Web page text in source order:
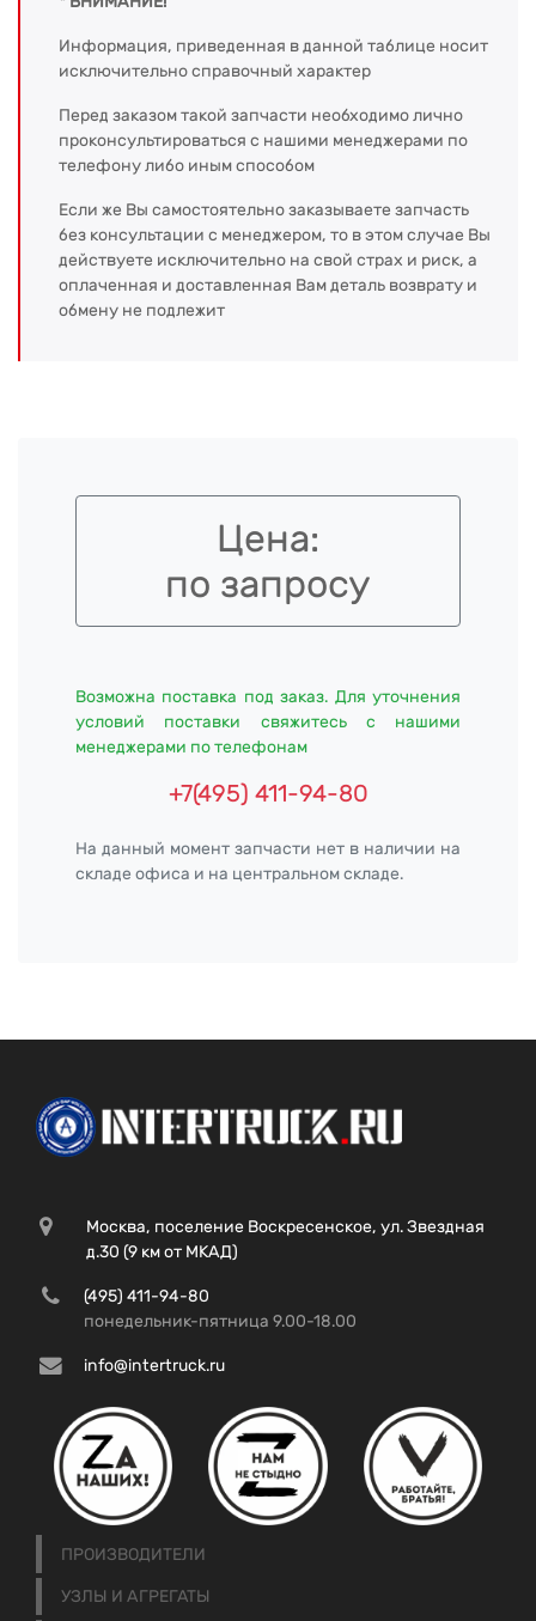
Информация, приведенная в данной таблице носит
исключительно справочный характер
Перед заказом такой запчасти необходимо лично
проконсультироваться с нашими менеджерами по
телефону либо иным способом
Если же Вы самостоятельно заказываете запчасть
без консультации с менеджером, то в этом случае Вы
действуете исключительно на свой страх и риск, а
оплаченная и доставленная Вам деталь возврату и
обмену не подлежит
Цена:
по запросу
Возможна поставка под заказ. Для уточнения
условий поставки свяжитесь с нашими
менеджерами по телефонам
+7(495) 411-94-80
На данный момент запчасти нет в наличии на
складе офиса и на центральном складе.
Москва, поселение Воскресенское, ул. Звездная
д.30 (9 км от МКАД)
(495) 411-94-80
понедельник-пятница 9.00-18.00
info@intertruck.ru
ПРОИЗВОДИТЕЛИ
УЗЛЫ И АГРЕГАТЫ